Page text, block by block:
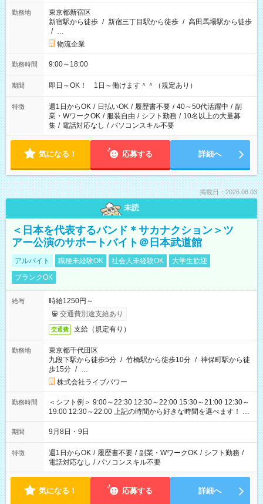
勤務地
東京都新宿区
新宿駅から徒歩 / 新宿三丁目駅から徒歩 / 高田馬場駅から徒歩
/ …
物流企業
勤務時間 9:00～18:00
期間 即日～OK！ 1日～働けます＾＾（規定あり）
特徴 週1日からOK / 日払いOK / 履歴書不要 / 40～50代活躍中 / 副
業・WワークOK / 服装自由 / シフト勤務 / 10名以上の大量募
集 / 電話対応なし / パソコンスキル不要
気になる！ 応募する 詳細へ
掲載日：2026.08.03
未読
＜日本を代表するバンド＊サカナクション＞ツ
アー公演のサポートバイト＠日本武道館
アルバイト 職種未経験OK 社会人未経験OK
大学生歓迎
ブランクOK
給与
時給1250円～
交通費別途支給あり
交通費 支給（規定有り）
勤務地
東京都千代田区
九段下駅から徒歩5分 / 竹橋駅から徒歩10分 / 神保町駅から徒
歩15分 / …
株式会社ライブパワー
勤務時間
＜シフト例＞ 9:00～22:30 12:30～22:00 15:30～21:00 12:30～
19:00 12:30～22:00 上記の時間から好きな時間を選べます！ ※
時間は変更となる可能性があります
期間 9月8日・9日
特徴 週1日からOK / 履歴書不要 / 副業・WワークOK / シフト勤務 /
電話対応なし / パソコンスキル不要
気になる！ 応募する 詳細へ